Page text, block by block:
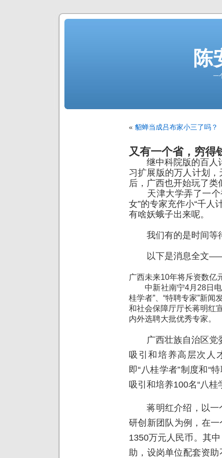
陈
一
« 貂蝉当成吕布家小三了吗？
又有一个省，穷得
继中科院版的百人
习扩展版的万人计划，
后，广西也开始玩了类
天津大学弄了一个
女”的专家充作小“千人
有啥妖蛾子出来呢。
我们有的是时间等
以下是消息全文
广西未来10年将斥资数亿
中新社南宁4月28日电(
桂学者”、“特聘专家”新
和社会保障厅厅长蒋明红
内外选聘大批优秀专家。
广西壮族自治区党
吸引和培养高层次人
即“八桂学者”制度和“
吸引和培养100名“八桂
蒋明红介绍，以一
研创新团队为例，在
1350万元人民币。其
助，设岗单位配套资